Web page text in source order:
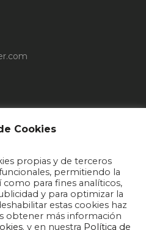
Cookies
propias y de terceros
permitiendo la
como para fines analíticos,
y para optimizar la
estas cookies haz
obtener más información
. y en nuestra Política de